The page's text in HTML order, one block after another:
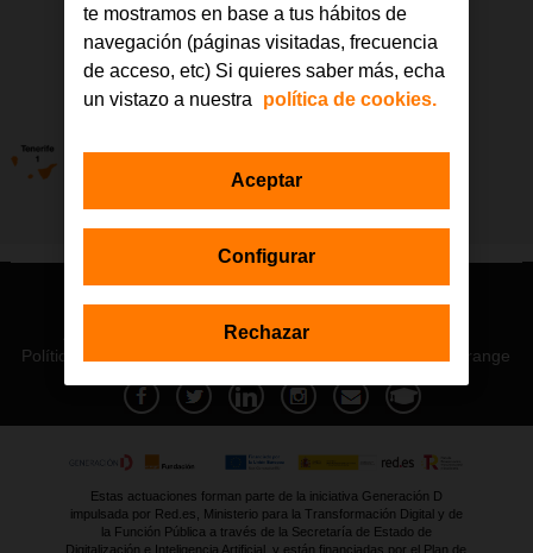
© Orange 2026
Lectura accesible: Confort+
Política de privacidad
Orange
Estas actuaciones forman parte de la iniciativa Generación D
impulsada por Red.es, Ministerio para la Transformación Digital y de
la Función Pública a través de la Secretaría de Estado de
Digitalización e Inteligencia Artificial, y están financiadas por el Plan de
te mostramos en base a tus hábitos de
navegación (páginas visitadas, frecuencia
de acceso, etc) Si quieres saber más, echa
un vistazo a nuestra
política de cookies.
Configurar
Rechazar
Aceptar